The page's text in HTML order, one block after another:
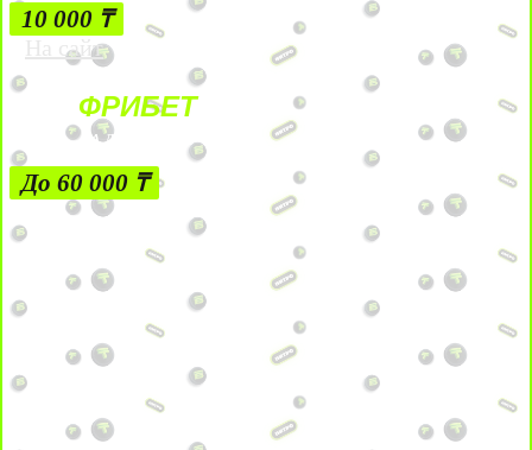
10 000 ₸
На сайт
ФРИБЕТ
ЗА ДЕПОЗИТЫ
До 60 000 ₸